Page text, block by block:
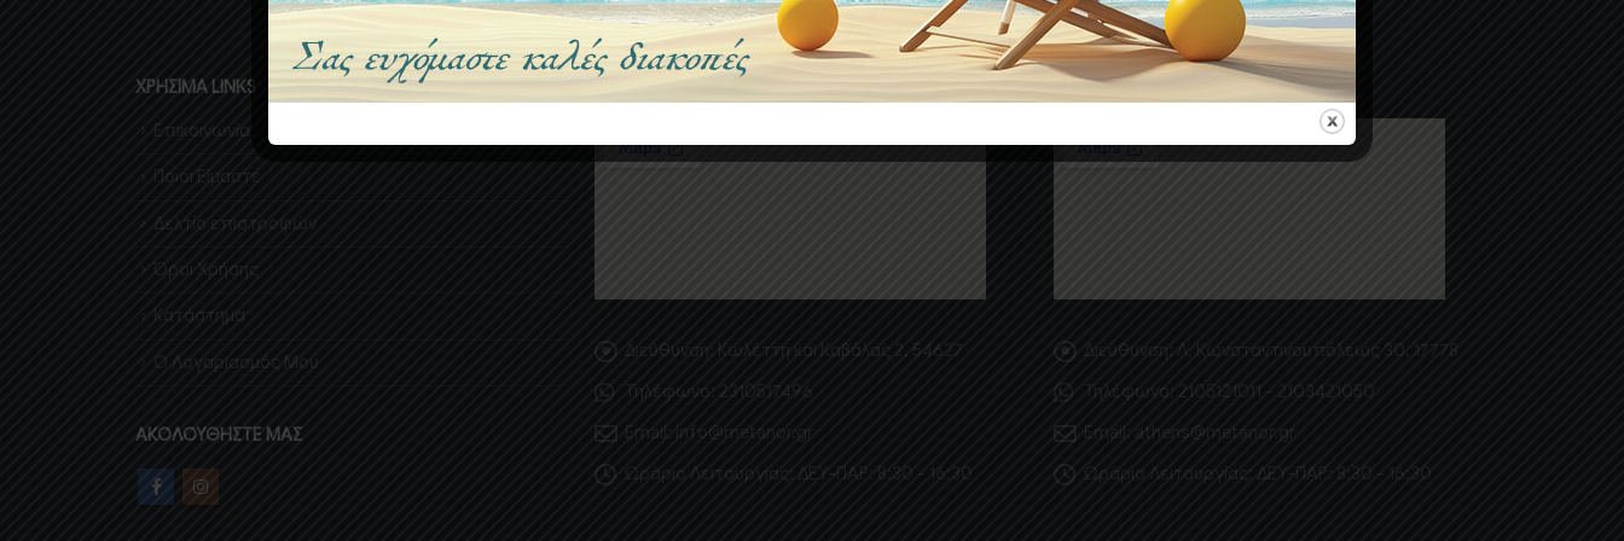
ΧΡΉΣΙΜΑ LINKS
Επικοινωνία
Ποιοι Είμαστε
Δελτίο επιστροφών
Όροι Χρήσης
Κατάστημα
Ο Λογαριασμός Μου
ΑΚΟΛΟΥΘΉΣΤΕ ΜΑΣ
ΘΕΣΣΑΛΟΝΊΚΗ
Διεύθυνση: Κωλέττη και Καβάλας 2, 54627
Τηλέφωνο: 2310517496
Email: info@metanor.gr
Ωράριο Λειτουργίας: ΔΕΥ-ΠΑΡ: 8:30 - 16:30
ΑΘΉΝΑ
Διεύθυνση: Λ. Κωνσταντινουπόλεως 30, 17778
Τηλέφωνο: 2105121011 - 2103421050
Email: athens@metanor.gr
Ωράριο Λειτουργίας: ΔΕΥ-ΠΑΡ: 8:30 - 16:30